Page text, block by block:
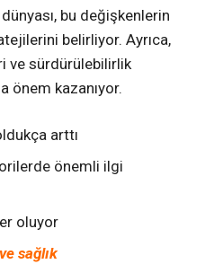
bu değişkenlerin
belirliyor. Ayrıca,
ve sürdürülebilirlik
önem kazanıyor.
arttı
önemli ilgi
oluyor
sağlık